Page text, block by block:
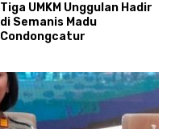
Tiga UMKM Unggulan Hadir
di Semanis Madu
Condongcatur